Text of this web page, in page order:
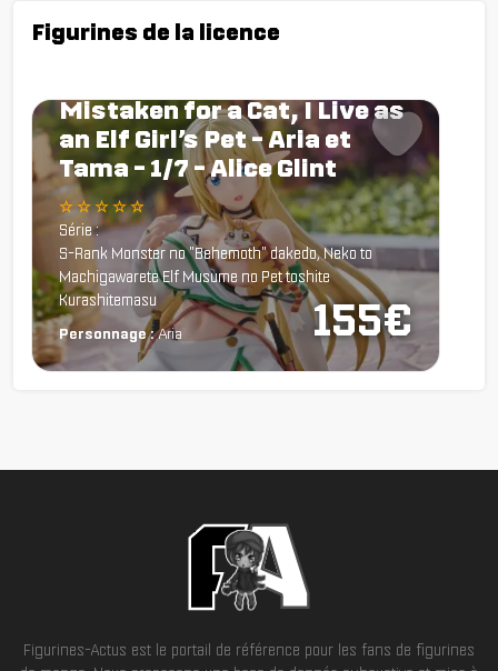
Figurines de la licence
155€
Figurine I’m a Behemoth, an
Mistaken for a Cat, I Live as
an Elf Girl’s Pet - Aria et
Tama - 1/7 - Alice Glint
☆ ☆ ☆ ☆ ☆
Série :
S-Rank Monster no "Behemoth" dakedo, Neko to
Machigawarete Elf Musume no Pet toshite
Kurashitemasu
Personnage : Aria
Figurines-Actus est le portail de référence pour les fans de figurines